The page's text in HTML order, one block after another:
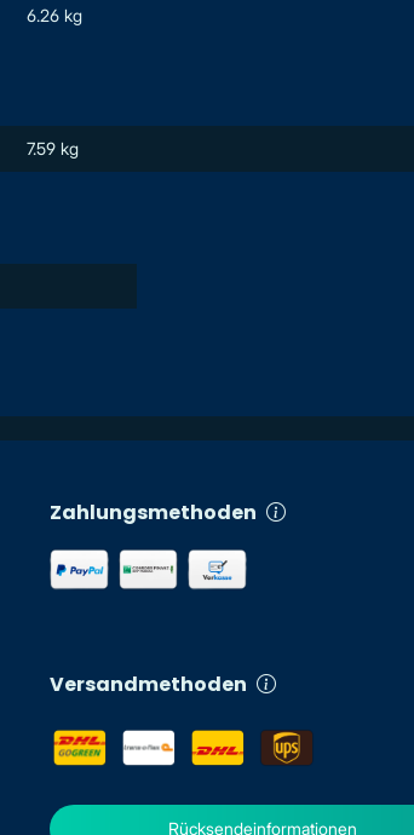
6.26 kg
7.59 kg
Zahlungsmethoden
Versandmethoden
Rücksendeinformationen